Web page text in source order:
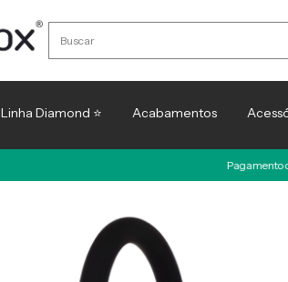
Linha Diamond ⭐ Acabamentos
Pagamento com Cartão de